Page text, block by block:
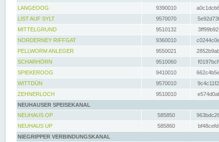
LANGEOOG
9390010
LIST AUF SYLT
9570070
MITTELGRUND
9510132
NORDERNEY RIFFGAT
9360010
PELLWORM ANLEGER
9550021
SCHARHÖRN
9510060
SPIEKEROOG
9410010
WITTDÜN
9570010
ZEHNERLOCH
9510010
NEUHAUSER SPEISEKANAL
NEUHAUS OP
585850
NEUHAUS UP
585860
NIEGRIPPER VERBINDUNGSKANAL